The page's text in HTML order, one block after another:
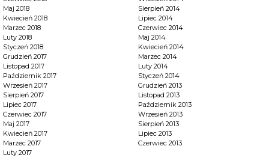
Maj 2018
Kwiecień 2018
Marzec 2018
Luty 2018
Styczeń 2018
Grudzień 2017
Listopad 2017
Październik 2017
Wrzesień 2017
Sierpień 2017
Lipiec 2017
Czerwiec 2017
Maj 2017
Kwiecień 2017
Marzec 2017
Luty 2017
Sierpień 2014
Lipiec 2014
Czerwiec 2014
Maj 2014
Kwiecień 2014
Marzec 2014
Luty 2014
Styczeń 2014
Grudzień 2013
Listopad 2013
Październik 2013
Wrzesień 2013
Sierpień 2013
Lipiec 2013
Czerwiec 2013